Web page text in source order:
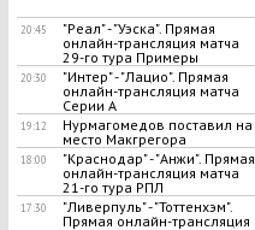
20:45
"Реал" - "Уэска". Прямая
онлайн-трансляция матча
29-го тура Примеры
20:30
"Интер" - "Лацио". Прямая
онлайн-трансляция матча
Серии А
19:12
Нурмагомедов поставил на
место Макгрегора
18:00
"Краснодар" - "Анжи". Прямая
онлайн-трансляция матча
21-го тура РПЛ
17:30
"Ливерпуль" - "Тоттенхэм".
Прямая онлайн-трансляция